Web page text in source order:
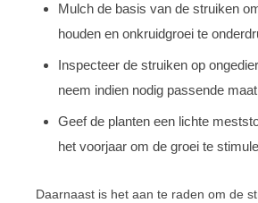
Mulch de basis van de struiken
houden en onkruidgroei te
Inspecteer de struiken op
neem indien nodig passende
Geef de planten een lichte
het voorjaar om de groei te
Daarnaast is het aan te raden om de